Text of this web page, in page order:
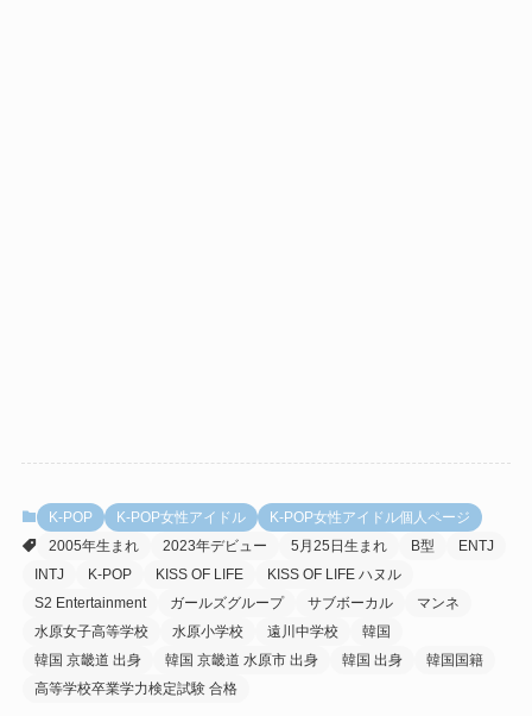
K-POP K-POP女性アイドル
K-POP女性アイドル個人ページ
2005年生まれ
2023年デビュー 5月25日生まれ B型
ENTJ
INTJ
K-POP KISS OF LIFE
KISS OF LIFE ハヌル
S2 Entertainment
ガールズグループ サブボーカル
マンネ
水原女子高等学校
水原小学校 遠川中学校
韓国
韓国 京畿道 出身
韓国 京畿道 水原市 出身 韓国 出身
韓国国籍
高等学校卒業学力検定試験 合格